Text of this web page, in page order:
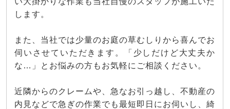
します。
また、当社では少量のお庭の草むしりから喜んでお
伺いさせていただきます。「少しだけど大丈夫か
な…」とお悩みの方もお気軽にご相談ください。
近隣からのクレームや、急なお引っ越し、不動産の
内見などで急ぎの作業でも最短即日にお伺いし、綺